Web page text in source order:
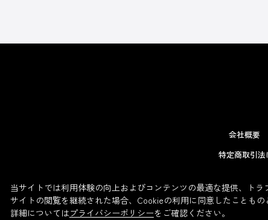
会社概要
特定商取引
当サイトでは利用体験の向上およびコンテンツの最適な提供、ト
サイトの閲覧を継続された場合、Cookieの利用に同意したこともの
詳細についてはプライバシーポリシーをご確認ください。